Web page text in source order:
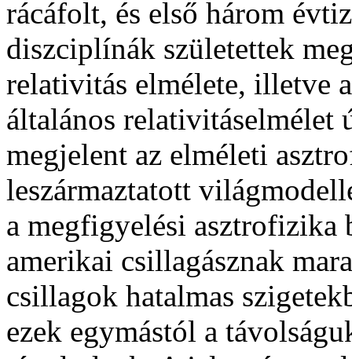
rácáfolt, és első három
diszciplínák születettek
relativitás elmélete, illetve
általános relativitáselmélet
megjelent az elméleti
leszármaztatott
a megfigyelési asztrofizika
amerikai csillagásznak
csillagok hatalmas
ezek egymástól a